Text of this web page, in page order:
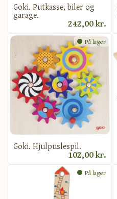
Goki. Putkasse, biler og
garage.
242,00 kr.
På lager
Goki. Hjulpuslespil.
102,00 kr.
På lager